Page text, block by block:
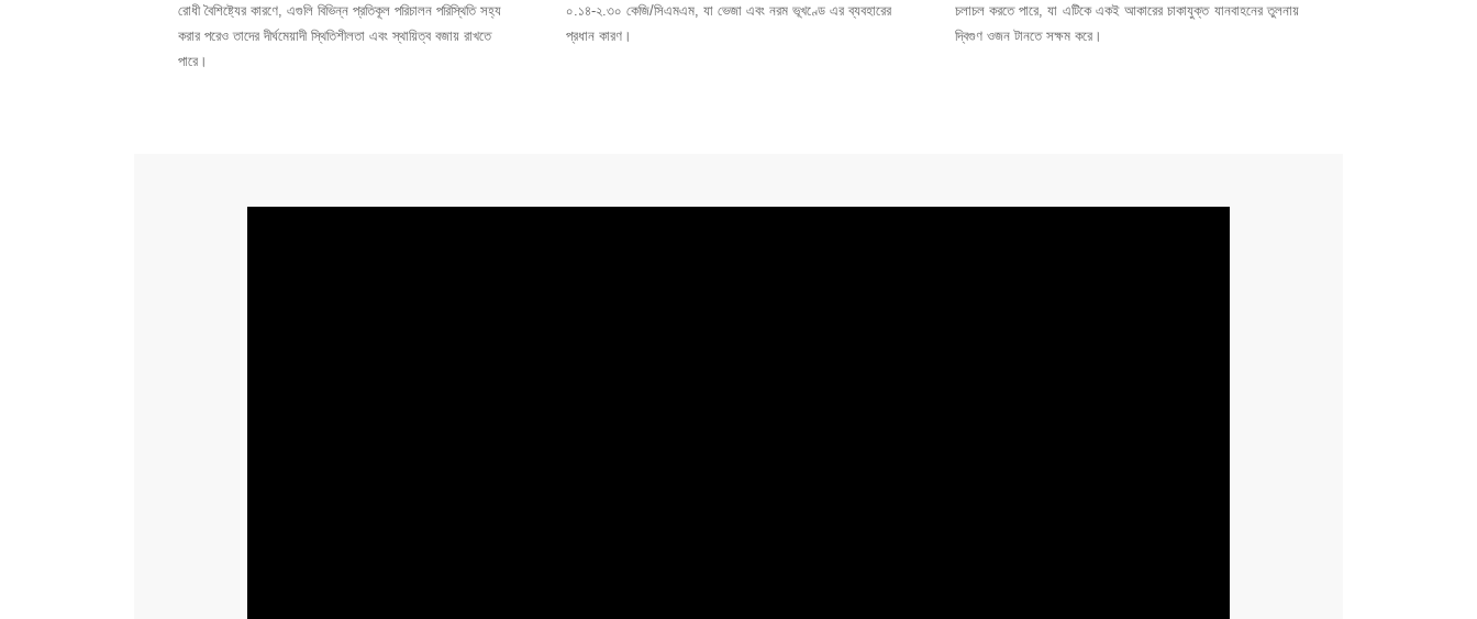
রোধী বৈশিষ্ট্যের কারণে, এগুলি বিভিন্ন প্রতিকূল পরিচালন পরিস্থিতি সহ্য
করার পরেও তাদের দীর্ঘমেয়াদী স্থিতিশীলতা এবং স্থায়িত্ব বজায় রাখতে
পারে।
০.১৪-২.৩০ কেজি/সিএমএম, যা ভেজা এবং নরম ভূখণ্ডে এর ব্যবহারের
প্রধান কারণ।
চলাচল করতে পারে, যা এটিকে একই আকারের চাকাযুক্ত যানবাহনের তুলনায়
দ্বিগুণ ওজন টানতে সক্ষম করে।